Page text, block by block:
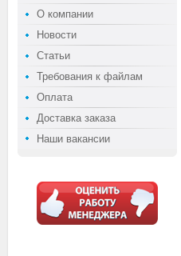
О компании
Новости
Статьи
Требования к файлам
Оплата
Доставка заказа
Наши вакансии